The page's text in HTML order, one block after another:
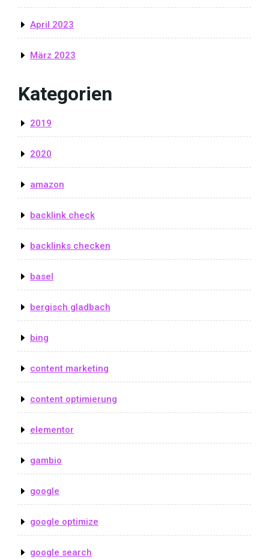
April 2023
März 2023
Kategorien
2019
2020
amazon
backlink check
backlinks checken
basel
bergisch gladbach
bing
content marketing
content optimierung
elementor
gambio
google
google optimize
google search